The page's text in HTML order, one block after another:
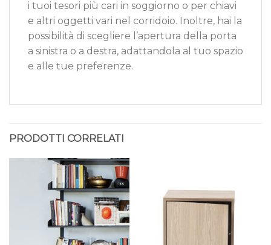
i tuoi tesori più cari in soggiorno o per chiavi
e altri oggetti vari nel corridoio. Inoltre, hai la
possibilità di scegliere l’apertura della porta
a sinistra o a destra, adattandola al tuo spazio
e alle tue preferenze.
PRODOTTI CORRELATI